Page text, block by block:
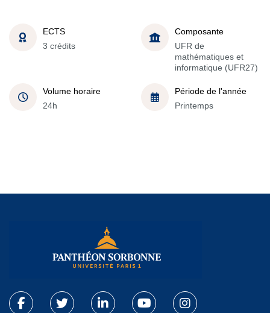
ECTS
3 crédits
Composante
UFR de
mathématiques et
informatique (UFR27)
Volume horaire
24h
Période de l'année
Printemps